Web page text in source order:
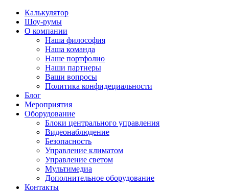
Калькулятор
Шоу-румы
О компании
Наша философия
Наша команда
Наше портфолио
Наши партнеры
Ваши вопросы
Политика конфидециальности
Блог
Мероприятия
Оборудование
Блоки центрального управления
Видеонаблюдение
Безопасность
Управление климатом
Управление светом
Мультимедиа
Дополнительное оборудование
Контакты